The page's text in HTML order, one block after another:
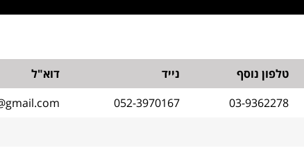
טלפון נוסף נייד
דוא"ל
03-9362278
052-3970167